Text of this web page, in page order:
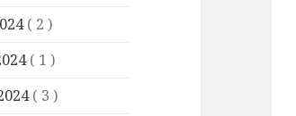
( 2 )
( 1 )
( 3 )